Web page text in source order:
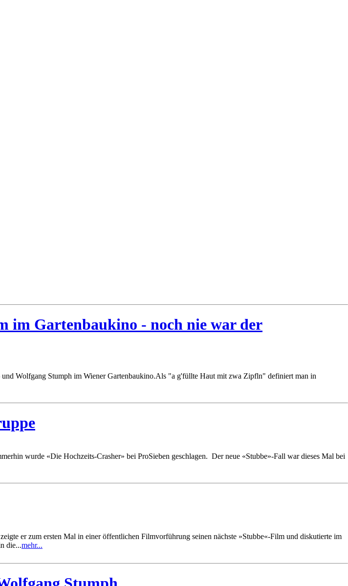
im Gartenbaukino - noch nie war der
Wolfgang Stumph im Wiener Gartenbaukino.Als "a g'füllte Haut mit zwa Zipfln" definiert man in
wurde «Die Hochzeits-Crasher» bei ProSieben geschlagen. Der neue «Stubbe»-Fall war dieses Mal bei
er zum ersten Mal in einer öffentlichen Filmvorführung seinen nächste »Stubbe«-Film und diskutierte im
die...mehr...